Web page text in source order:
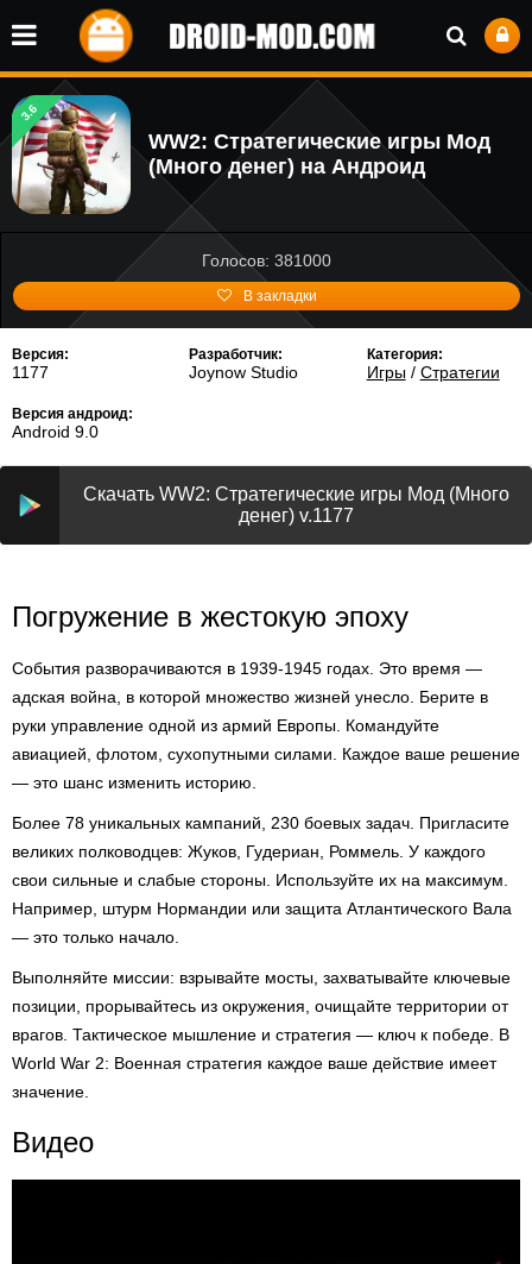
3.6
WW2: Стратегические игры Мод
(Много денег) на Андроид
Голосов: 381000
В закладки
Версия:
1177
Разработчик:
Joynow Studio
Категория:
Игры/ Стратегии
Версия андроид:
Android 9.0
Скачать WW2: Стратегические игры Мод (Много
денег) v.1177
Погружение в жестокую эпоху
События разворачиваются в 1939-1945 годах. Это время —
адская война, в которой множество жизней унесло. Берите в
руки управление одной из армий Европы. Командуйте
авиацией, флотом, сухопутными силами. Каждое ваше решение
— это шанс изменить историю.
Более 78 уникальных кампаний, 230 боевых задач. Пригласите
великих полководцев: Жуков, Гудериан, Роммель. У каждого
свои сильные и слабые стороны. Используйте их на максимум.
Например, штурм Нормандии или защита Атлантического Вала
— это только начало.
Выполняйте миссии: взрывайте мосты, захватывайте ключевые
позиции, прорывайтесь из окружения, очищайте территории от
врагов. Тактическое мышление и стратегия — ключ к победе. В
World War 2: Военная стратегия каждое ваше действие имеет
значение.
Видео